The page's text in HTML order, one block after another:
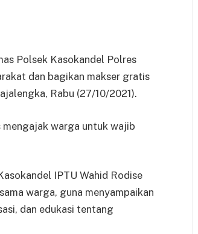
Polsek Kasokandel Polres
dan bagikan makser gratis
Rabu (27/10/2021).
mengajak warga untuk wajib
IPTU Wahid Rodise
warga, guna menyampaikan
dan edukasi tentang